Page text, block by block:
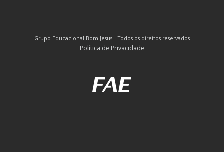
Grupo Educacional Bom Jesus | Todos os direitos reservados
Política de Privacidade